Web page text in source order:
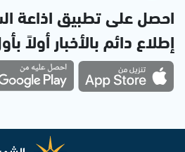
احصل على تطبيق
إطلاع دائم بالأخبار أولاً